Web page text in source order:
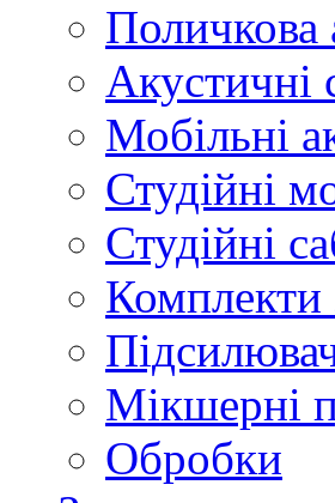
Поличкова
Акустичні
Мобільні
Студійні
Студійні
Комплекти
Мікшерні
Обробки